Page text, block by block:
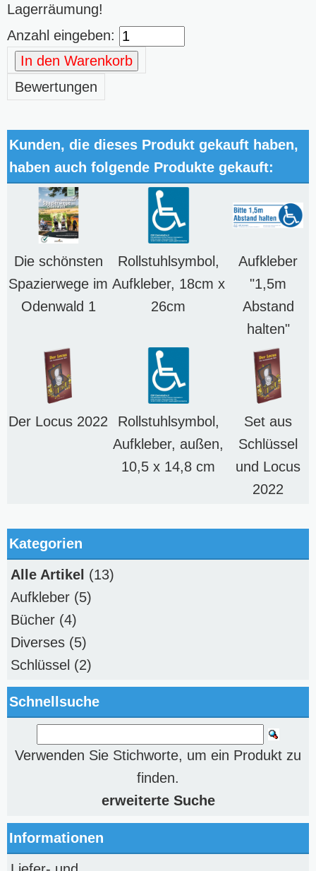
Lagerräumung!
Anzahl eingeben:
In den Warenkorb
Bewertungen
Kunden, die dieses Produkt gekauft haben,
haben auch folgende Produkte gekauft:
Die schönsten
Spazierwege im
Odenwald 1
Rollstuhlsymbol,
Aufkleber, 18cm x
26cm
Aufkleber
"1,5m
Abstand
halten"
Der Locus 2022
Rollstuhlsymbol,
Aufkleber, außen,
10,5 x 14,8 cm
Set aus
Schlüssel
und Locus
2022
Kategorien
Alle Artikel (13)
Aufkleber (5)
Bücher (4)
Diverses (5)
Schlüssel (2)
Schnellsuche
Verwenden Sie Stichworte, um ein Produkt zu
finden.
erweiterte Suche
Informationen